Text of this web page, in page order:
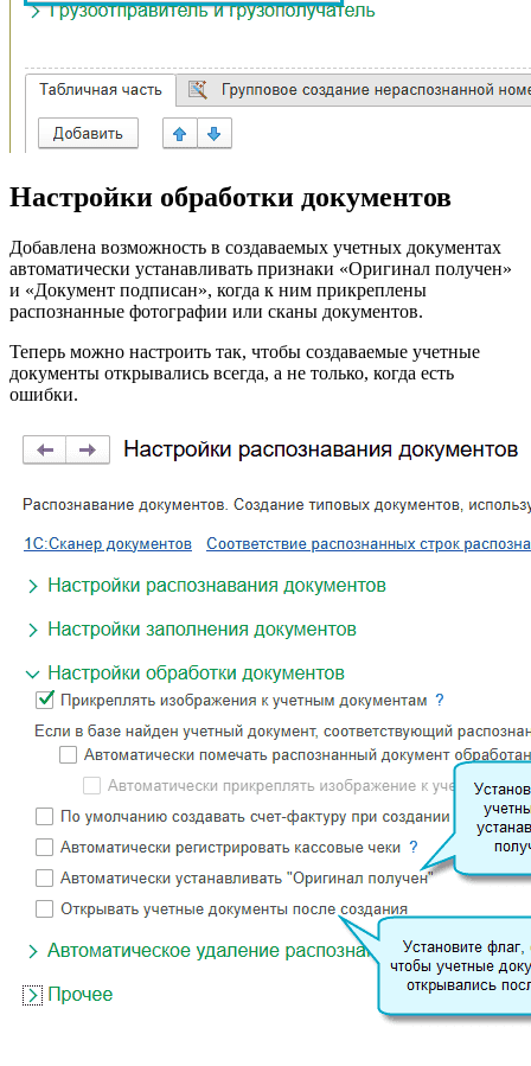
Настройки обработки документов
Добавлена возможность в создаваемых учетных документах
автоматически устанавливать признаки «Оригинал получен»
и «Документ подписан», когда к ним прикреплены
распознанные фотографии или сканы документов.
Теперь можно настроить так, чтобы создаваемые учетные
документы открывались всегда, а не только, когда есть
ошибки.